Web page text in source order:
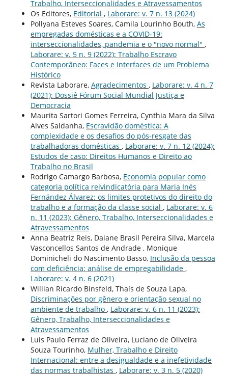
Trabalho, Interseccionalidades e Atravessamentos
Os Editores, Editorial , Laborare: v. 7 n. 13 (2024)
Pollyana Esteves Soares, Camila Lourinho Bouth, As
empregadas domésticas e a COVID-19:
interseccionalidades, pandemia e o "novo normal" ,
Laborare: v. 5 n. 9 (2022): Trabalho Escravo
Contemporâneo: Faces e Interfaces de um Problema
Histórico
Revista Laborare, Agradecimentos , Laborare: v. 4 n. 7
(2021): Dossiê Fórum Social Mundial Justiça e
Democracia
Maurita Sartori Gomes Ferreira, Cynthia Mara da Silva
Alves Saldanha, Escravidão doméstica: A
complexidade e os desafios do pós-resgate das
trabalhadoras domésticas , Laborare: v. 7 n. 12 (2024):
Estudos de caso: Direitos Humanos e Direito ao
Trabalho no Brasil
Rodrigo Camargo Barbosa, Economia popular como
categoria política reivindicatória para Maria Inés
Fernández Álvarez: os limites protetivos do direito do
trabalho e a formação da classe social , Laborare: v. 6
n. 11 (2023): Gênero, Trabalho, Interseccionalidades e
Atravessamentos
Anna Beatriz Reis, Daiane Brasil Pereira Silva, Marcela
Vasconcellos Santos de Andrade , Monique
Dominicheli do Nascimento Basso, Inclusão da pessoa
com deficiência: análise de empregabilidade ,
Laborare: v. 4 n. 6 (2021)
Willian Ricardo Binsfeld, Thaís de Souza Lapa,
Discriminações por gênero e orientação sexual no
ambiente de trabalho , Laborare: v. 6 n. 11 (2023):
Gênero, Trabalho, Interseccionalidades e
Atravessamentos
Luis Paulo Ferraz de Oliveira, Luciano de Oliveira
Souza Tourinho, Mulher, Trabalho e Direito
Internacional: entre a desigualdade e a inefetividade
das normas trabalhistas , Laborare: v. 3 n. 5 (2020)